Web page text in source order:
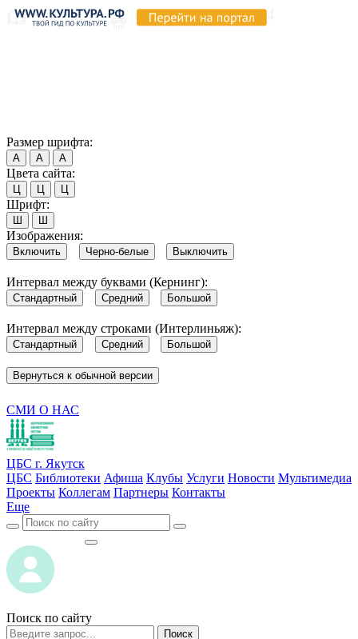
Размер шрифта:
А А А
Цвета сайта:
Ц Ц Ц
Шрифт:
Ш Ш
Изображения:
Включить Черно-белые Выключить
Интервал между буквами (Кернинг):
Стандартный Средний Большой
Интервал между строками (Интерлиньяж):
Стандартный Средний Большой
Вернуться к обычной версии
СМИ О НАС
ЦБС г. Якутск
ЦБС Библиотеки Афиша Клубы Услуги Новости Мультимедиа
Проекты Коллегам Партнеры Контакты
Еще
Поиск по сайту
Поиск